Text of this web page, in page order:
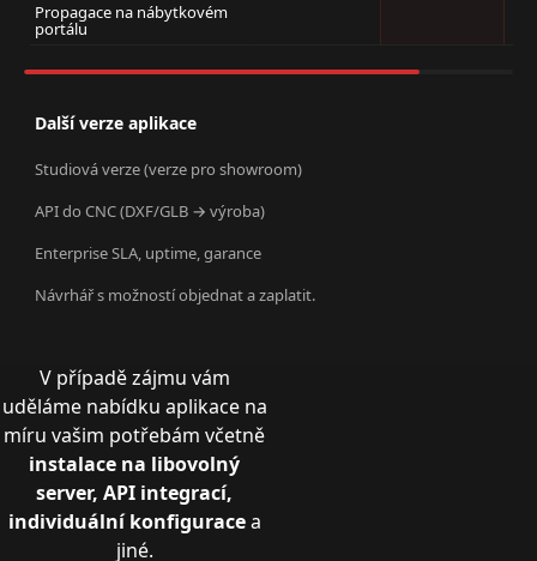
Propagace na nábytkovém
portálu
Další verze aplikace
Studiová verze (verze pro showroom)
API do CNC (DXF/GLB → výroba)
Enterprise SLA, uptime, garance
Návrhář s možností objednat a zaplatit.
V případě zájmu vám
uděláme nabídku aplikace na
míru vašim potřebám včetně
instalace na libovolný
server, API integrací,
individuální konfiguracea
jiné.